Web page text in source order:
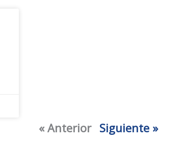
« Anterior Siguiente »